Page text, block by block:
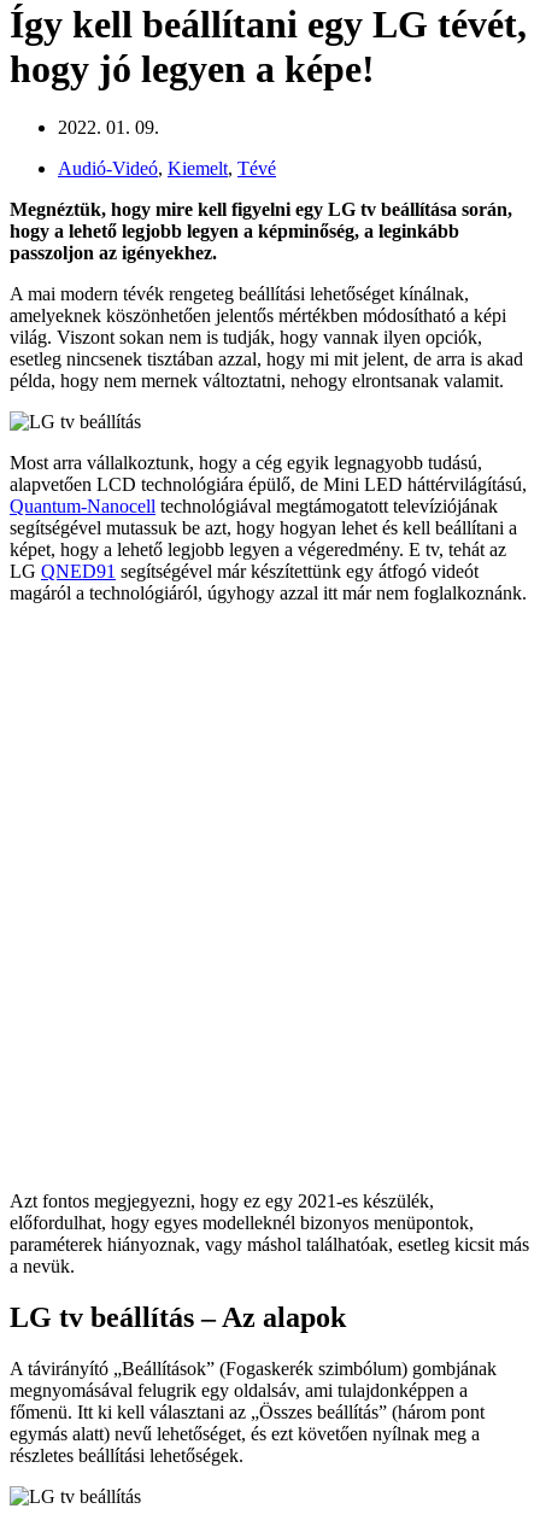
Így kell beállítani egy LG tévét,
hogy jó legyen a képe!
2022. 01. 09.
Audió-Videó, Kiemelt, Tévé
Megnéztük, hogy mire kell figyelni egy LG tv beállítása során,
hogy a lehető legjobb legyen a képminőség, a leginkább
passzoljon az igényekhez.
A mai modern tévék rengeteg beállítási lehetőséget kínálnak,
amelyeknek köszönhetően jelentős mértékben módosítható a képi
világ. Viszont sokan nem is tudják, hogy vannak ilyen opciók,
esetleg nincsenek tisztában azzal, hogy mi mit jelent, de arra is akad
példa, hogy nem mernek változtatni, nehogy elrontsanak valamit.
Most arra vállalkoztunk, hogy a cég egyik legnagyobb tudású,
alapvetően LCD technológiára épülő, de Mini LED háttérvilágítású,
Quantum-Nanocell technológiával megtámogatott televíziójának
segítségével mutassuk be azt, hogy hogyan lehet és kell beállítani a
képet, hogy a lehető legjobb legyen a végeredmény. E tv, tehát az
LG QNED91 segítségével már készítettünk egy átfogó videót
magáról a technológiáról, úgyhogy azzal itt már nem foglalkoznánk.
Azt fontos megjegyezni, hogy ez egy 2021-es készülék,
előfordulhat, hogy egyes modelleknél bizonyos menüpontok,
paraméterek hiányoznak, vagy máshol találhatóak, esetleg kicsit más
a nevük.
LG tv beállítás –Az alapok
A távirányító „Beállítások” (Fogaskerék szimbólum) gombjának
megnyomásával felugrik egy oldalsáv, ami tulajdonképpen a
főmenü. Itt ki kell választani az „Összes beállítás” (három pont
egymás alatt) nevű lehetőséget, és ezt követően nyílnak meg a
részletes beállítási lehetőségek.